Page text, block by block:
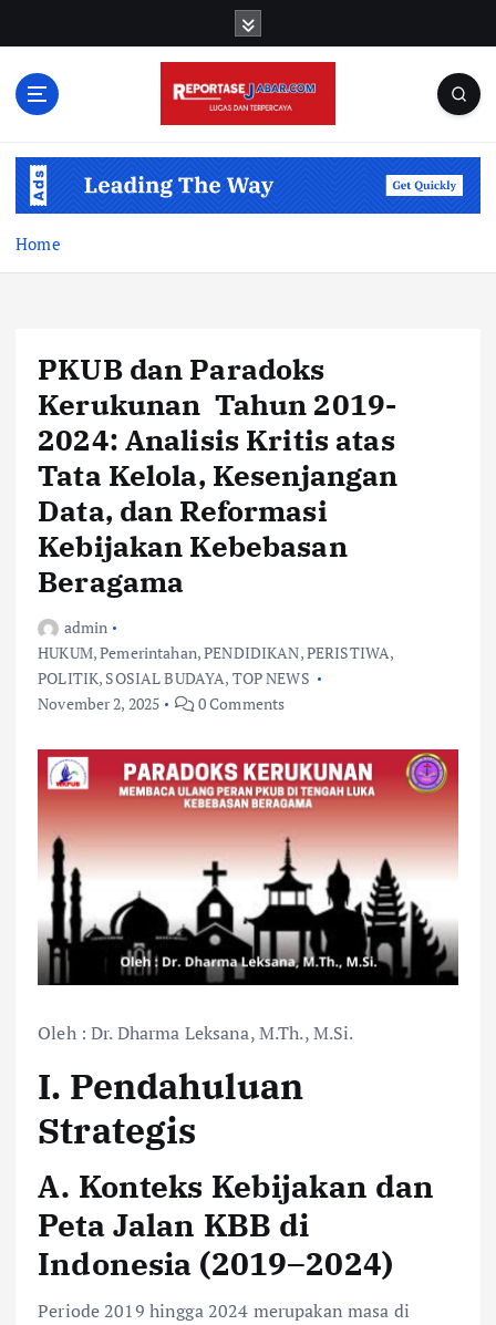
Home
PKUB dan Paradoks
Kerukunan Tahun 2019-
2024: Analisis Kritis atas
Tata Kelola, Kesenjangan
Data, dan Reformasi
Kebijakan Kebebasan
Beragama
admin
HUKUM,Pemerintahan,PENDIDIKAN,PERISTIWA,
POLITIK, SOSIAL BUDAYA, TOP NEWS
November 2, 2025
0 Comments
Oleh : Dr. Dharma Leksana, M.Th., M.Si.
I. Pendahuluan
Strategis
A. Konteks Kebijakan dan
Peta Jalan KBB di
Indonesia (2019–2024)
Periode 2019 hingga 2024 merupakan masa di